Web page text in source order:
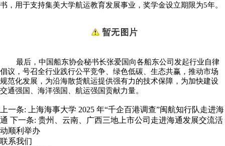
书 ，用于支持集美大学航运教育发展事业 ， 奖学金设立期限为5年。
最后，中国船东协会秘书长张爱国向各船东公司发起行业自律
倡议，号召全行业践行公平竞争、绿色低碳、生态共赢，推动市场
规范化发展，为沿海散货航运提供强有力的技术保障，为加快建设
交通强国、海洋强国、航运强国贡献力量。
上一条:
上海海事大学 2025 年“千企百港调查”闽航知行队走进海
通 下一条: 贵州、云南、广西三地上市公司走进海通发展交流活
动顺利举办
联系我们